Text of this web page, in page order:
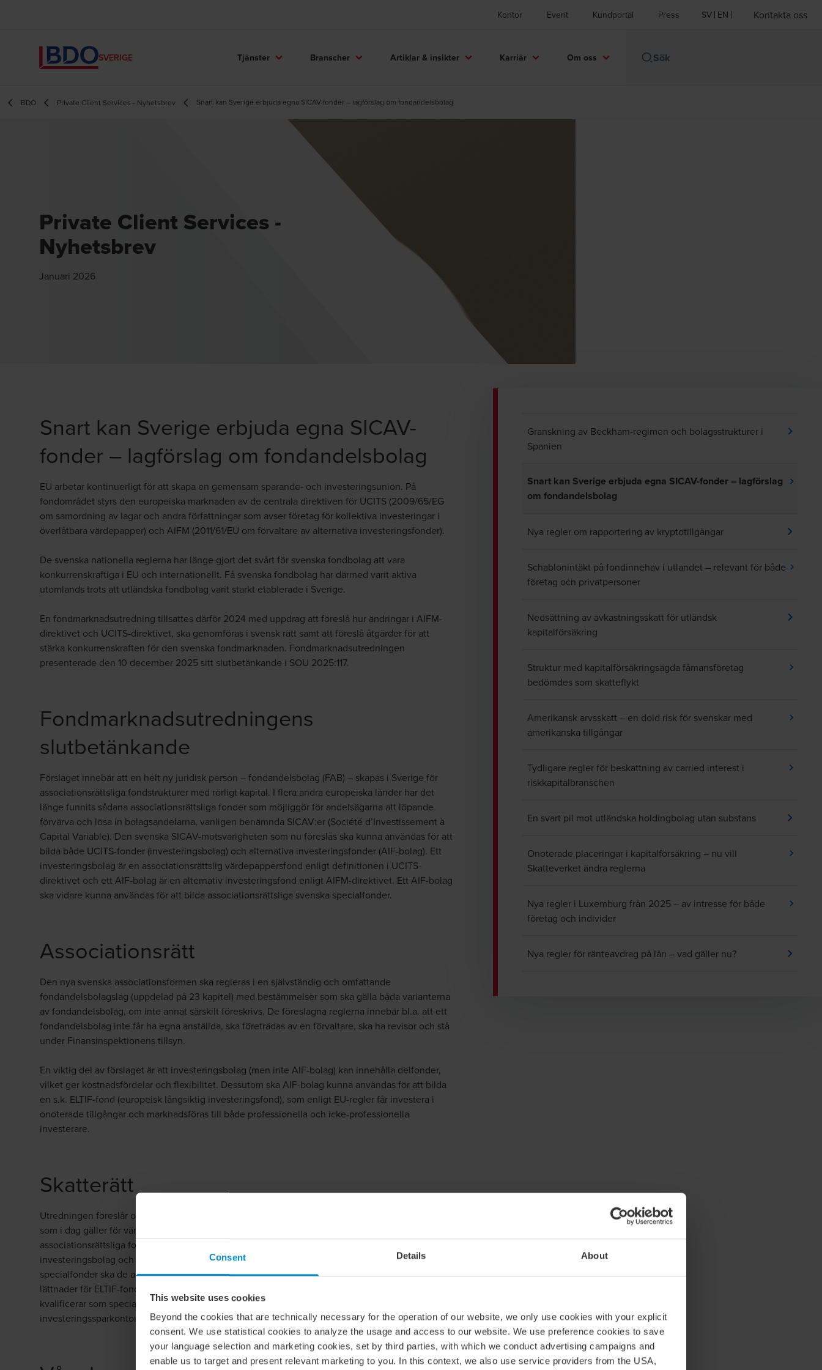
Consent Details About
This website uses cookies
Beyond the cookies that are technically necessary for the operation of our website, we only use cookies with your explicit
consent. We use statistical cookies to analyze the usage and access to our website. We use preference cookies to save
your language selection and marketing cookies, set by third parties, with which we conduct advertising campaigns and
enable us to target and present relevant marketing to you. In this context, we also use service providers from the USA,
Kontor Event Kundportal Press SV EN Kontakta oss
SVERIGE Tjänster Branscher Artiklar & insikter Karriär Om oss
BDO Private Client Services - Nyhetsbrev Snart kan Sverige erbjuda egna SICAV-fonder – lagförslag om fondandelsbolag
Private Client Services -
Nyhetsbrev
Januari 2026
Snart kan Sverige erbjuda egna SICAV-
fonder – lagförslag om fondandelsbolag
EU arbetar kontinuerligt för att skapa en gemensam sparande- och investeringsunion. På
fondområdet styrs den europeiska marknaden av de centrala direktiven för UCITS (2009/65/EG
om samordning av lagar och andra författningar som avser företag för kollektiva investeringar i
överlåtbara värdepapper) och AIFM (2011/61/EU om förvaltare av alternativa investeringsfonder).
De svenska nationella reglerna har länge gjort det svårt för svenska fondbolag att vara
konkurrenskraftiga i EU och internationellt. Få svenska fondbolag har därmed varit aktiva
utomlands trots att utländska fondbolag varit starkt etablerade i Sverige.
En fondmarknadsutredning tillsattes därför 2024 med uppdrag att föreslå hur ändringar i AIFM-
direktivet och UCITS-direktivet, ska genomföras i svensk rätt samt att föreslå åtgärder för att
stärka konkurrenskraften för den svenska fondmarknaden. Fondmarknadsutredningen
presenterade den 10 december 2025 sitt slutbetänkande i SOU 2025:117.
Fondmarknadsutredningens
slutbetänkande
Förslaget innebär att en helt ny juridisk person – fondandelsbolag (FAB) – skapas i Sverige för
associationsrättsliga fondstrukturer med rörligt kapital. I flera andra europeiska länder har det
länge funnits sådana associationsrättsliga fonder som möjliggör för andelsägarna att löpande
förvärva och lösa in bolagsandelarna, vanligen benämnda SICAV:er (Société d’Investissement à
Capital Variable). Den svenska SICAV-motsvarigheten som nu föreslås ska kunna användas för att
bilda både UCITS-fonder (investeringsbolag) och alternativa investeringsfonder (AIF-bolag). Ett
investeringsbolag är en associationsrättslig värdepappersfond enligt definitionen i UCITS-
direktivet och ett AIF-bolag är en alternativ investeringsfond enligt AIFM-direktivet. Ett AIF-bolag
ska vidare kunna användas för att bilda associationsrättsliga svenska specialfonder.
Associationsrätt
Den nya svenska associationsformen ska regleras i en självständig och omfattande
fondandelsbolagslag (uppdelad på 23 kapitel) med bestämmelser som ska gälla båda varianterna
av fondandelsbolag, om inte annat särskilt föreskrivs. De föreslagna reglerna innebär bl.a. att ett
fondandelsbolag inte får ha egna anställda, ska företrädas av en förvaltare, ska ha revisor och stå
under Finansinspektionens tillsyn.
En viktig del av förslaget är att investeringsbolag (men inte AIF-bolag) kan innehålla delfonder,
vilket ger kostnadsfördelar och flexibilitet. Dessutom ska AIF-bolag kunna användas för att bilda
en s.k. ELTIF-fond (europeisk långsiktig investeringsfond), som enligt EU-regler får investera i
onoterade tillgångar och marknadsföras till både professionella och icke-professionella
investerare.
Skatterätt
Utredningen föreslår också justering av skattelagstiftningen så att de fondbeskattningsregler
som i dag gäller för värdepappers- och specialfonder ska gälla också för de motsvarande nya
associationsrättsliga formerna. Fondandelsbolag undantas från inkomstskatt när fråga är om
investeringsbolag och associationsrättsliga specialfonder. För AIF-bolag som inte är
specialfonder ska de allmänna bolagsbeskattningsreglerna gälla med undantag för vissa
lättnader för ELTIF-fonder. Andelar i investeringsbolag, liksom andelar i AIF-bolag som
kvalificerar som specialfond eller ELTIF-fond, ska vara tillåtna tillgångar på
investeringssparkonton (ISK).
Granskning av Beckham-regimen och bolagsstrukturer i
Spanien
Snart kan Sverige erbjuda egna SICAV-fonder – lagförslag
om fondandelsbolag
Nya regler om rapportering av kryptotillgångar
Schablonintäkt på fondinnehav i utlandet – relevant för både
företag och privatpersoner
Nedsättning av avkastningsskatt för utländsk
kapitalförsäkring
Struktur med kapitalförsäkringsägda fåmansföretag
bedömdes som skatteflykt
Amerikansk arvsskatt – en dold risk för svenskar med
amerikanska tillgångar
Tydligare regler för beskattning av carried interest i
riskkapitalbranschen
En svart pil mot utländska holdingbolag utan substans
Onoterade placeringar i kapitalförsäkring – nu vill
Skatteverket ändra reglerna
Nya regler i Luxemburg från 2025 – av intresse för både
företag och individer
Nya regler för ränteavdrag på lån – vad gäller nu?